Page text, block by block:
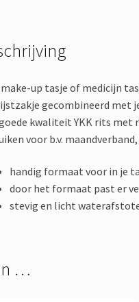
up tasje of medicijn
gecombineerd met
kwaliteit YKK rits met
voor b.v.
handig formaat voor in je
door het formaat past er
stevig en licht
…